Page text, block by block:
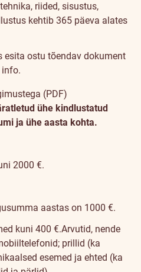
riided, sisustus,
kehtib 365 päeva alates
esita ostu tõendav dokument
info.
(PDF)
ühe kindlustatud
ja ühe aasta kohta.
2000 €.
aastas on 1000 €.
kuni 400 €.Arvutid, nende
prillid (ka
esemed ja ehted (ka